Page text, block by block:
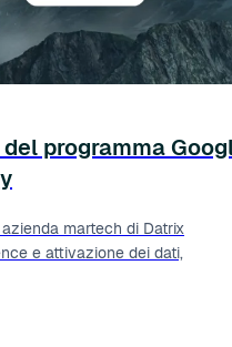
programma
martech di Datrix
e attivazione dei dati,